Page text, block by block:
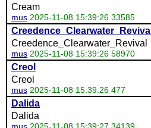
Cream
mus 2025-11-08 15:39:26 33585
Creedence_Clearwater_Revival
Creedence_Clearwater_Revival
mus 2025-11-08 15:39:26 58970
Creol
Creol
mus 2025-11-08 15:39:26 477
Dalida
Dalida